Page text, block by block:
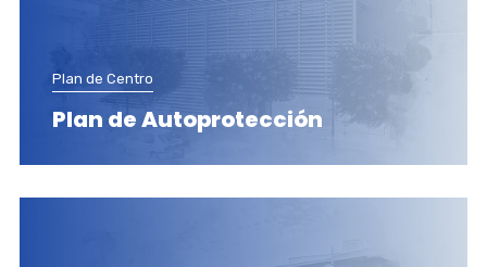
Plan de Autoprotección
Plan de Centro